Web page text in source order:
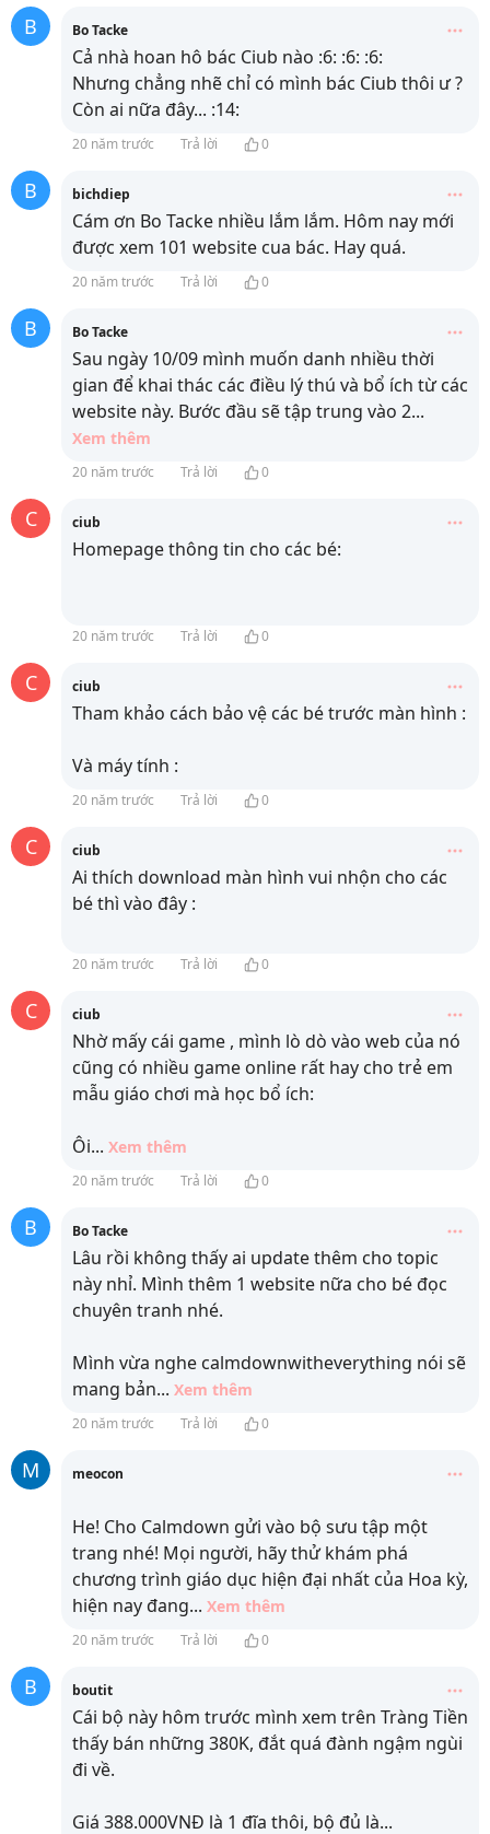
B Bo Tacke
Cả nhà hoan hô bác Ciub nào :6: :6: :6:
Nhưng chẳng nhẽ chỉ có mình bác Ciub thôi ư ?
Còn ai nữa đây... :14:
20 năm trước Trả lời 0
B bichdiep
Cám ơn Bo Tacke nhiều lắm lắm. Hôm nay mới
được xem 101 website cua bác. Hay quá.
20 năm trước Trả lời 0
B Bo Tacke
Sau ngày 10/09 mình muốn danh nhiều thời
gian để khai thác các điều lý thú và bổ ích từ các
website này. Bước đầu sẽ tập trung vào 2...
Xem thêm
20 năm trước Trả lời 0
C ciub
Homepage thông tin cho các bé:
20 năm trước Trả lời 0
C ciub
Tham khảo cách bảo vệ các bé trước màn hình :
Và máy tính :
20 năm trước Trả lời 0
C ciub
Ai thích download màn hình vui nhộn cho các
bé thì vào đây :
20 năm trước Trả lời 0
C ciub
Nhờ mấy cái game , mình lò dò vào web của nó
cũng có nhiều game online rất hay cho trẻ em
mẫu giáo chơi mà học bổ ích:
Ôi... Xem thêm
20 năm trước Trả lời 0
B Bo Tacke
Lâu rồi không thấy ai update thêm cho topic
này nhỉ. Mình thêm 1 website nữa cho bé đọc
chuyên tranh nhé.
Mình vừa nghe calmdownwitheverything nói sẽ
mang bản... Xem thêm
20 năm trước Trả lời 0
M meocon
He! Cho Calmdown gửi vào bộ sưu tập một
trang nhé! Mọi người, hãy thử khám phá
chương trình giáo dục hiện đại nhất của Hoa kỳ,
hiện nay đang... Xem thêm
20 năm trước Trả lời 0
B boutit
Cái bộ này hôm trước mình xem trên Tràng Tiền
thấy bán những 380K, đắt quá đành ngậm ngùi
đi về.
Giá 388.000VNĐ là 1 đĩa thôi, bộ đủ là...